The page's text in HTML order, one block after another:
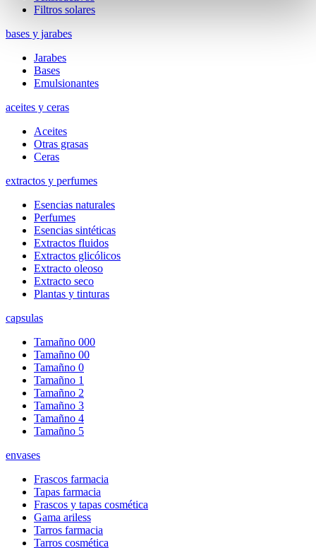
Filtros solares
bases y jarabes
Jarabes
Bases
Emulsionantes
aceites y ceras
Aceites
Otras grasas
Ceras
extractos y perfumes
Esencias naturales
Perfumes
Esencias sintéticas
Extractos fluidos
Extractos glicólicos
Extracto oleoso
Extracto seco
Plantas y tinturas
capsulas
Tamañno 000
Tamañno 00
Tamañno 0
Tamañno 1
Tamañno 2
Tamañno 3
Tamañno 4
Tamañno 5
envases
Frascos farmacia
Tapas farmacia
Frascos y tapas cosmética
Gama ariless
Tarros farmacia
Tarros cosmética